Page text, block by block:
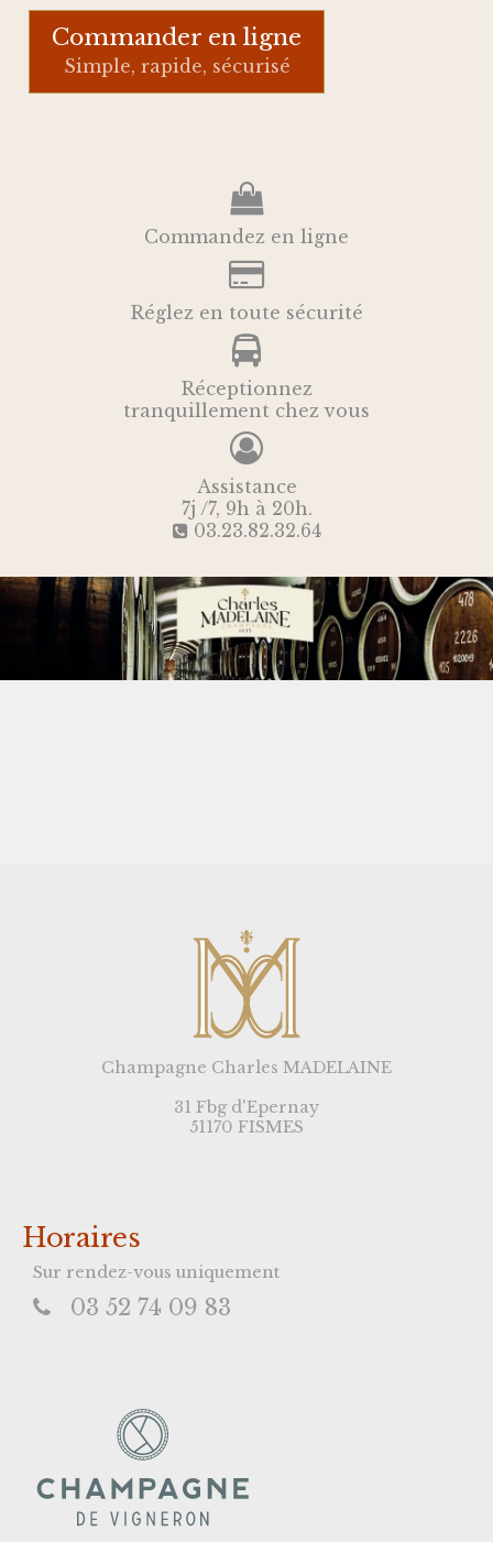
Commander en ligne
Simple, rapide, sécurisé
Commandez en ligne
Réglez en toute sécurité
Réceptionnez
tranquillement chez vous
Assistance
7j /7, 9h à 20h.
03.23.82.32.64
Champagne Charles MADELAINE
31 Fbg d'Epernay
51170 FISMES
Horaires
Sur rendez-vous uniquement
03 52 74 09 83